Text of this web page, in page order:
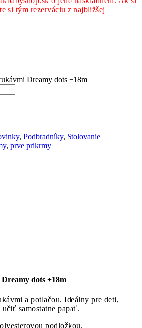
si tým rezerváciu z najbližšej
Dreamy dots +18m
, Podbradníky, Stolovanie
, prve prikrmy
dots +18m
a potlačou. Ideálny pre deti,
učiť samostatne papať.
podložkou.